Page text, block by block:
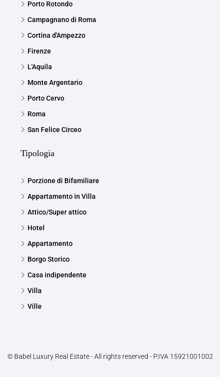
Porto Rotondo
Campagnano di Roma
Cortina d'Ampezzo
Firenze
L'Aquila
Monte Argentario
Porto Cervo
Roma
San Felice Circeo
Tipologia
Porzione di Bifamiliare
Appartamento in Villa
Attico/Super attico
Hotel
Appartamento
Borgo Storico
Casa indipendente
Villa
Ville
© Babel Luxury Real Estate - All rights reserved - P.IVA 15921001002